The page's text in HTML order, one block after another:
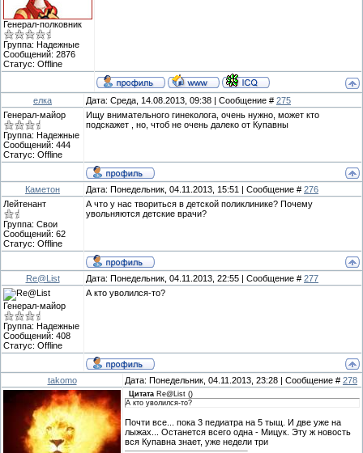
Генерал-полковник
Группа: Надежные
Сообщений: 2876
Статус: Offline
елка Дата: Среда, 14.08.2013, 09:38 | Сообщение # 275
Генерал-майор
Группа: Надежные
Сообщений: 444
Статус: Offline
Ищу внимательного гинеколога, очень нужно, может кто
подскажет , но, чтоб не очень далеко от Купавны
Каметон Дата: Понедельник, 04.11.2013, 15:51 | Сообщение # 276
Лейтенант
Группа: Свои
Сообщений: 62
Статус: Offline
А что у нас твориться в детской поликлинике? Почему
увольняются детские врачи?
Re@List Дата: Понедельник, 04.11.2013, 22:55 | Сообщение # 277
Генерал-майор
Группа: Надежные
Сообщений: 408
Статус: Offline
А кто уволился-то?
takomo Дата: Понедельник, 04.11.2013, 23:28 | Сообщение # 278
Цитата Re@List ()
А кто уволился-то?
Почти все... пока 3 педиатра на 5 тыщ. И две уже на
лыжах... Останется всего одна - Мицук. Эту ж новость
вся Купавна знает, уже недели три